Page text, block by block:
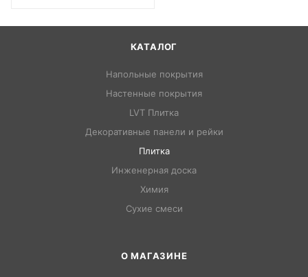
КАТАЛОГ
Напольные покрытия
Настенные покрытия
LVT Плитка
Декоративные панели и рейки
Плитка
Инженерная доска
Химия
Сухие смеси
О МАГАЗИНЕ